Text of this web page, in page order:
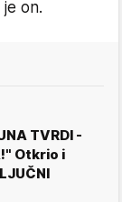
je on.
TVRDI -
Otkrio i